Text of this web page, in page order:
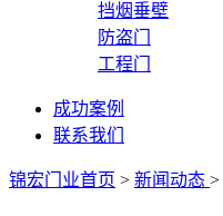
挡烟垂壁
防盗门
工程门
成功案例
联系我们
锦宏门业首页 > 新闻动态 >